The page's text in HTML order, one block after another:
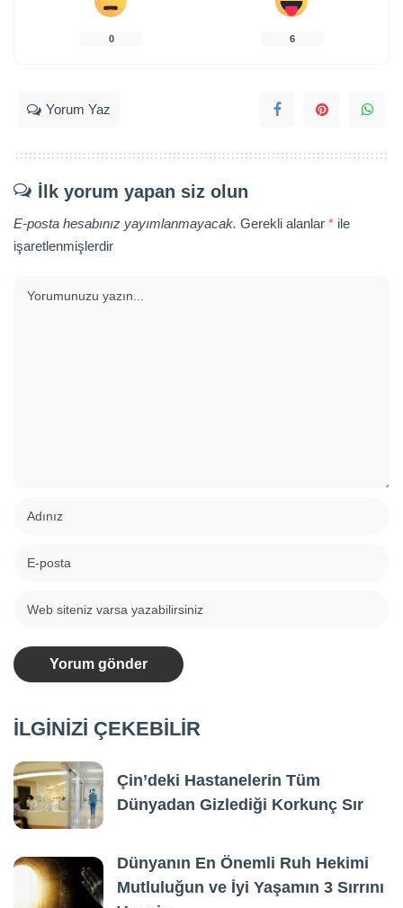
0 6
Yorum Yaz
İlk yorum yapan siz olun
E-posta hesabınız yayımlanmayacak. Gerekli alanlar * ile
işaretlenmişlerdir
İLGİNİZİ ÇEKEBİLİR
Çin’deki Hastanelerin Tüm
Dünyadan Gizlediği Korkunç Sır
Dünyanın En Önemli Ruh Hekimi
Mutluluğun ve İyi Yaşamın 3 Sırrını